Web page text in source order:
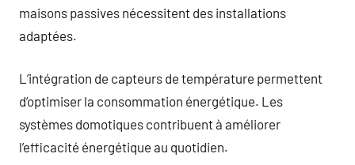
maisons passives nécessitent des installations
adaptées.
L’intégration de capteurs de température permettent
d’optimiser la consommation énergétique. Les
systèmes domotiques contribuent à améliorer
l’efficacité énergétique au quotidien.